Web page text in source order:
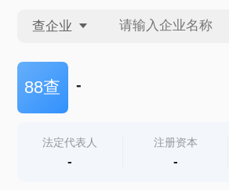
查企业
查企业
查产地
88查 -
法定代表人
-
注册资本
-